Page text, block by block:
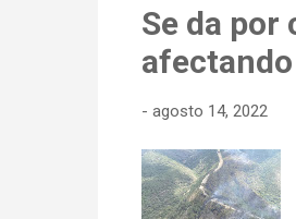
Se da por
- agosto 14, 2022